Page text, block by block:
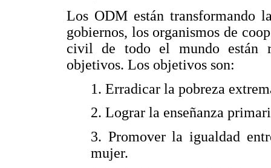
Los ODM están transformando
gobiernos, los organismos de
civil de todo el mundo están
objetivos. Los objetivos son:
1. Erradicar la pobreza
2. Lograr la enseñanza
3. Promover la igualdad
mujer.